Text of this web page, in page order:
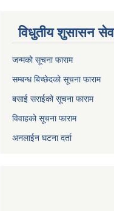
विधुतीय शुसासन
जन्मको सूचना फाराम
सम्बन्ध बिच्छेदको सूचना फाराम
बसाई सराईको सूचना फाराम
विवाहको सूचना फाराम
अनलाईन घटना दर्ता